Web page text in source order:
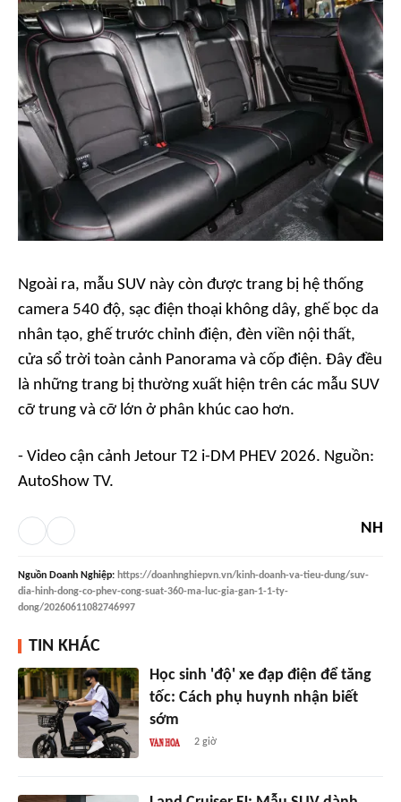
Ngoài ra, mẫu SUV này còn được trang bị hệ thống
camera 540 độ, sạc điện thoại không dây, ghế bọc da
nhân tạo, ghế trước chỉnh điện, đèn viền nội thất,
cửa sổ trời toàn cảnh Panorama và cốp điện. Đây đều
là những trang bị thường xuất hiện trên các mẫu SUV
cỡ trung và cỡ lớn ở phân khúc cao hơn.
- Video cận cảnh Jetour T2 i-DM PHEV 2026. Nguồn:
AutoShow TV.
NH
Nguồn Doanh Nghiệp: https://doanhnghiepvn.vn/kinh-doanh-va-tieu-dung/suv-
dia-hinh-dong-co-phev-cong-suat-360-ma-luc-gia-gan-1-1-ty-
dong/20260611082746997
TIN KHÁC
Học sinh 'độ' xe đạp điện để tăng
tốc: Cách phụ huynh nhận biết
sớm
2 giờ